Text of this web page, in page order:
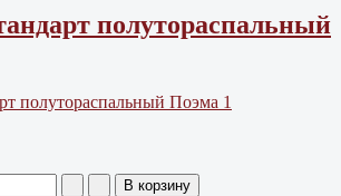
полутораспальный